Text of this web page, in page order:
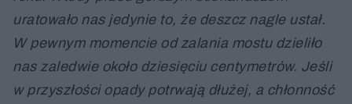
uratowało nas jedynie to, że deszcz nagle ustał.
W pewnym momencie od zalania mostu dzieliło
nas zaledwie około dziesięciu centymetrów. Jeśli
w przyszłości opady potrwają dłużej, a chłonność